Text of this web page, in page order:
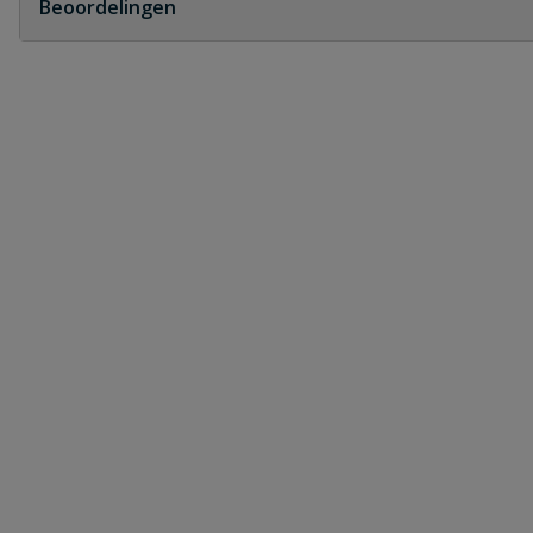
Beoordelingen